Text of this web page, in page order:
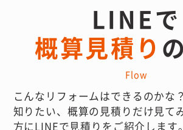
LINEで
概算見積り
Flow
こんなリフォームはできるのかな？
知りたい、概算の見積りだけ見て
方にLINEで見積りをご紹介します。